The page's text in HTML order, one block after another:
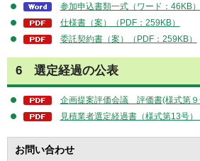
参加申込書類一式（ワード：46KB）
仕様書（案）（PDF：259KB）
委託契約書（案）（PDF：259KB）
6 選定経過の公表
企画提案評価会議 評価書(様式第９
見積業者選定経過書（様式第13号）
お問い合わせ